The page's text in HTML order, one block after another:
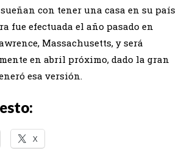
con tener una casa en su país
fue efectuada el año pasado en
Massachusetts, y será
en abril próximo, dado la gran
esa versión.
X